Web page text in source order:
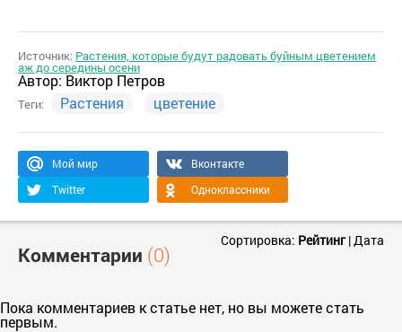
Источник: Растения, которые будут радовать буйным цветением
аж до середины осени
Автор: Виктор Петров
Теги: Растения цветение
Мой мир
Вконтакте
Twitter
Одноклассники
Комментарии (0)
Сортировка: Рейтинг|Дата
Пока комментариев к статье нет, но вы можете стать
первым.